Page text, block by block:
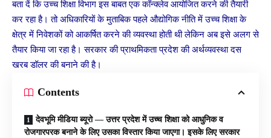
बता दें कि उच्च शिक्षा विभाग इस बाबत एक कॉन्क्लेव आयोजित करने की तैयारी
कर रहा है। तो अधिकारियों के मुताबिक पहले औद्योगिक नीति में उच्च शिक्षा के
क्षेत्र में निवेशकों को आकर्षित करने की व्यवस्था होती थी लेकिन अब इसे अलग से
तैयार किया जा रहा है। सरकार की प्राथमिकता प्रदेश की अर्थव्यवस्था दस
खरब डॉलर की बनाने की है।
Contents
देवभूमि मीडिया ब्यूरो — उत्तर प्रदेश में उच्च शिक्षा को आधुनिक व
रोजगारपरक बनाने के लिए उसका विस्तार किया जाएगा। इसके लिए सरकार